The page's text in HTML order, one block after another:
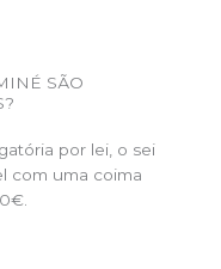
SÃO
por lei, o sei
com uma coima